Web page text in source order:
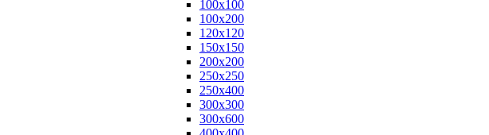
100х100
100х200
120х120
150х150
200х200
250х250
250х400
300х300
300х600